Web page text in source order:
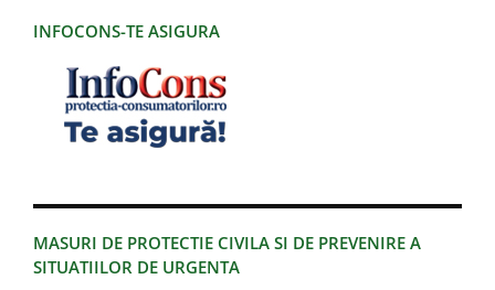
INFOCONS-TE ASIGURA
MASURI DE PROTECTIE CIVILA SI DE PREVENIRE A
SITUATIILOR DE URGENTA